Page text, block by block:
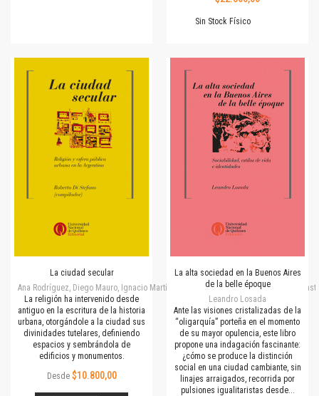
Sin Stock Físico
La ciudad secular
Ana Rodríguez, Diego Mauro, Ignacio Martínez, José Zanca, María Núñez, Martín
La religión ha intervenido desde
antiguo en la escritura de la historia
urbana, otorgándole a la ciudad sus
divinidades tutelares, definiendo
espacios y sembrándola de
edificios y monumentos.
Desde $10.800,00
La alta sociedad en la Buenos Aires
de la belle époque
Leandro Losada
Ante las visiones cristalizadas de la
“oligarquía” porteña en el momento
de su mayor opulencia, este libro
propone una indagación fascinante:
¿cómo se produce la distinción
social en una ciudad cambiante, sin
linajes arraigados, recorrida por
pulsiones igualitaristas desde...